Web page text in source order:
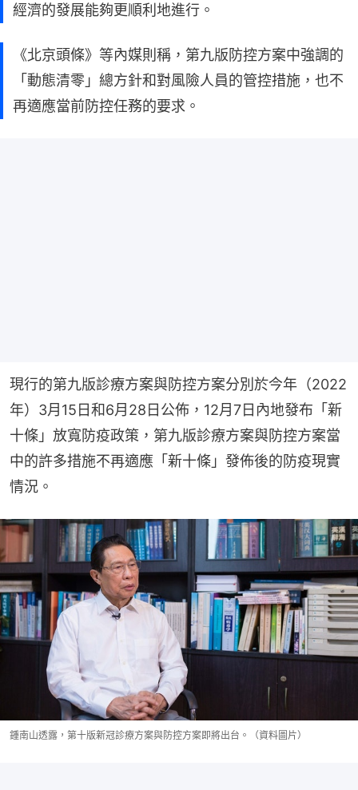
經濟的發展能夠更順利地進行。
《北京頭條》等內媒則稱，第九版防控方案中強調的
「動態清零」總方針和對風險人員的管控措施，也不
再適應當前防控任務的要求。
現行的第九版診療方案與防控方案分別於今年（2022
年）3月15日和6月28日公佈，12月7日內地發布「新
十條」放寬防疫政策，第九版診療方案與防控方案當
中的許多措施不再適應「新十條」發佈後的防疫現實
情況。
鍾南山透露，第十版新冠診療方案與防控方案即將出台。（資料圖片）